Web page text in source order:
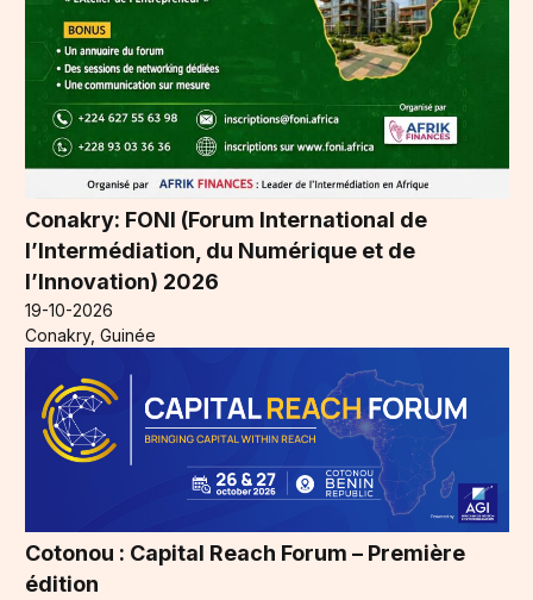
Conakry: FONI (Forum International de
l’Intermédiation, du Numérique et de
l’Innovation) 2026
19-10-2026
Conakry, Guinée
Cotonou : Capital Reach Forum – Première
édition